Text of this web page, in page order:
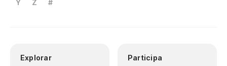
Y
Z #
Explorar Participa